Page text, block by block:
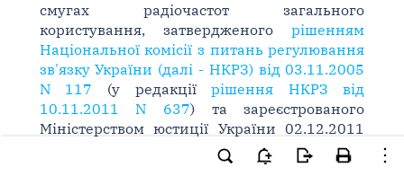
смугах радіочастот загального
користування, затвердженогорішенням
Національної комісії з питань регулювання
зв'язку України (далі - НКРЗ) від 03.11.2005
N 117 (у редакціїрішення НКРЗ від
10.11.2011 N 637) та зареєстрованого
Міністерством юстиції України 02.12.2011
за N 1391/20129, Національна комісія, що
здійснює державне регулювання у сфері